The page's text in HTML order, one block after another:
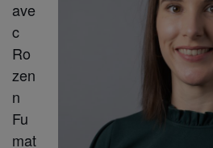
ave
c
Ro
zen
n
Fu
mat